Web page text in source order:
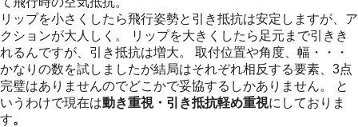
リップを小さくしたら飛行姿勢と引き抵抗は安定しますが、ア
クションが大人しく。 リップを大きくしたら足元まで引きき
れるんですが、引き抵抗は増大。 取付位置や角度、幅・・・
かなりの数を試しましたが結局はそれぞれ相反する要素、3点
完璧はありませんのでどこかで妥協するしかありません。 と
いうわけで現在は動き重視・引き抵抗軽め重視にしておりま
す。